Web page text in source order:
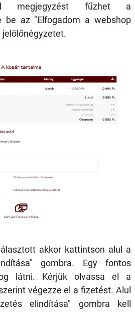
megjegyzést fűzhet a
be az "Elfogadom a webshop
akkor kattintson alul a
gombra. Egy fontos
látni. Kérjük olvassa el a
végezze el a fizetést. Alul
elindítása" gombra kell